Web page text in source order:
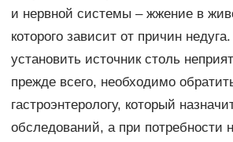
и нервной системы – жжение в
которого зависит от причин
установить источник столь
прежде всего, необходимо
гастроэнтерологу, который
обследований, а при потребности